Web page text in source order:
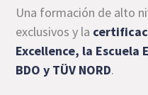
Una formación de alto
exclusivos y la
Excellence, la Escuela
BDO y TÜV NORD.